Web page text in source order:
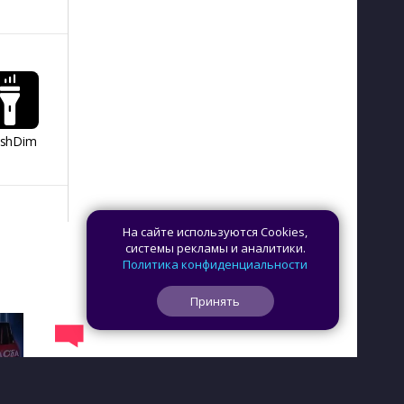
На сайте используются Cookies,
системы рекламы и аналитики.
Политика конфиденциальности
Принять